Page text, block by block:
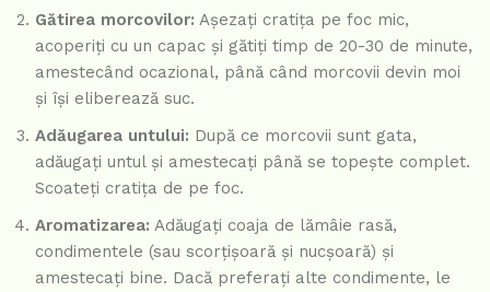
Gătirea morcovilor: Așezați cratița pe foc mic,
acoperiți cu un capac și gătiți timp de 20-30 de minute,
amestecând ocazional, până când morcovii devin moi
și își eliberează suc.
Adăugarea untului: După ce morcovii sunt gata,
adăugați untul și amestecați până se topește complet.
Scoateți cratița de pe foc.
Aromatizarea: Adăugați coaja de lămâie rasă,
condimentele (sau scorțișoară și nucșoară) și
amestecați bine. Dacă preferați alte condimente, le